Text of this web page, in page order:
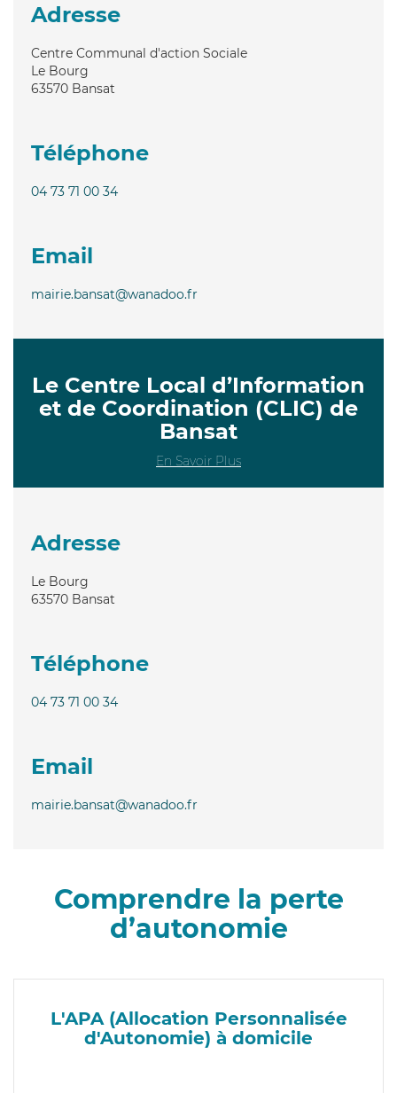
Adresse
Centre Communal d'action Sociale
Le Bourg
63570 Bansat
Téléphone
04 73 71 00 34
Email
mairie.bansat@wanadoo.fr
Le Centre Local d’Information
et de Coordination (CLIC) de
Bansat
En Savoir Plus
Adresse
Le Bourg
63570 Bansat
Téléphone
04 73 71 00 34
Email
mairie.bansat@wanadoo.fr
Comprendre la perte
d’autonomie
L'APA (Allocation Personnalisée
d'Autonomie) à domicile